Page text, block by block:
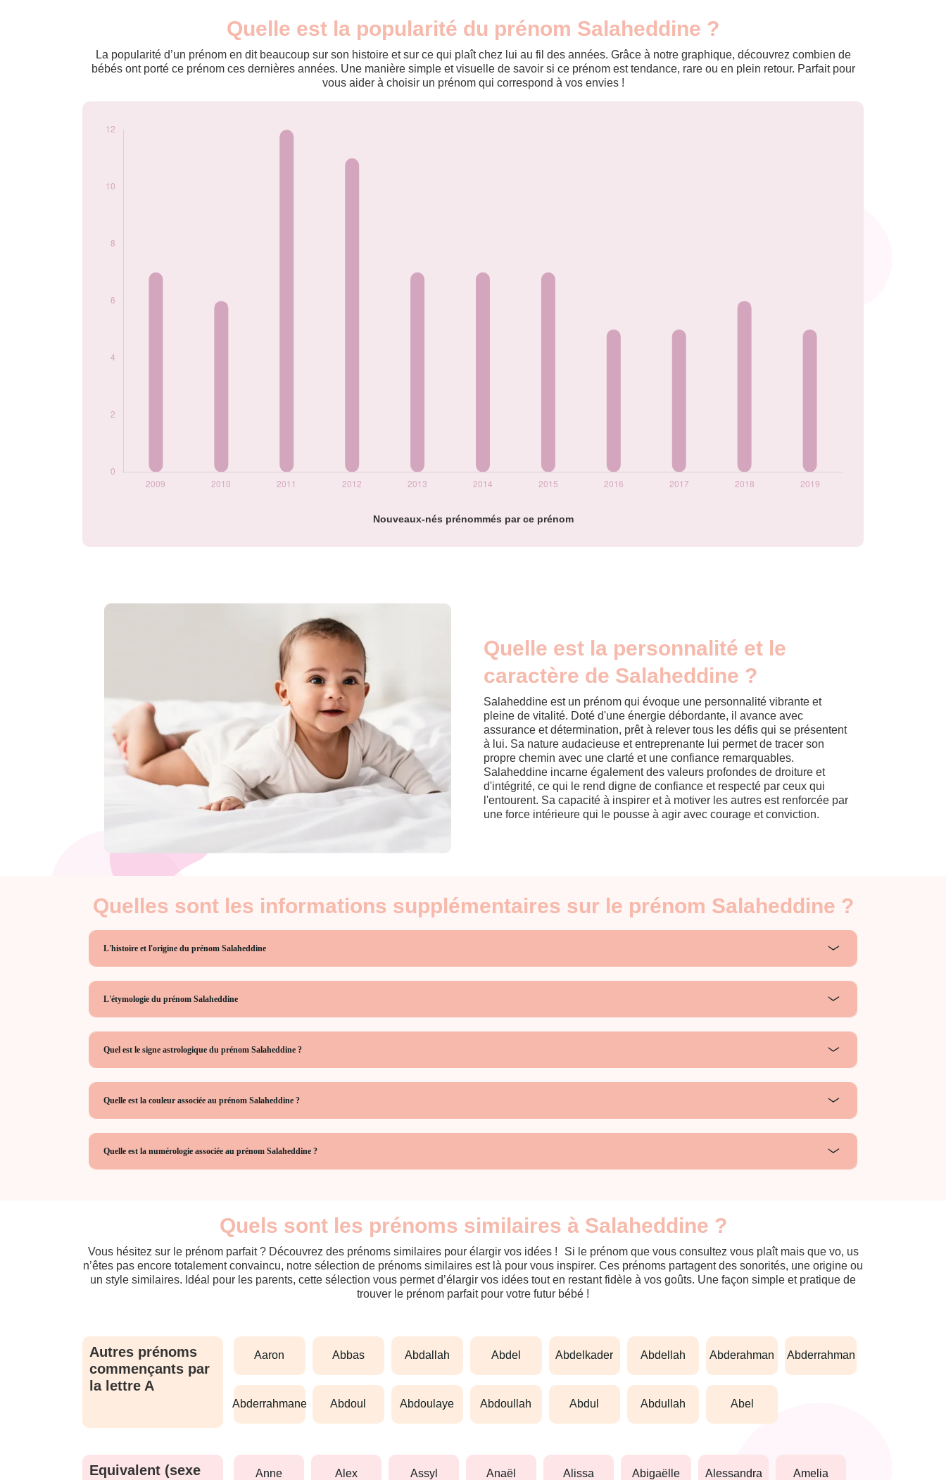
Quelle est la popularité du prénom Salaheddine ?
La popularité d’un prénom en dit beaucoup sur son histoire et sur ce qui plaît chez lui au fil des années. Grâce à notre graphique, découvrez combien de
bébés ont porté ce prénom ces dernières années. Une manière simple et visuelle de savoir si ce prénom est tendance, rare ou en plein retour. Parfait pour
vous aider à choisir un prénom qui correspond à vos envies !
Nouveaux-nés prénommés par ce prénom
prénom
2009
7
2010
6
2014
7
2018
Quelle est la personnalité et le
caractère de Salaheddine ?
Salaheddine est un prénom qui évoque une personnalité vibrante et
pleine de vitalité. Doté d'une énergie débordante, il avance avec
assurance et détermination, prêt à relever tous les défis qui se présentent
à lui. Sa nature audacieuse et entreprenante lui permet de tracer son
propre chemin avec une clarté et une confiance remarquables.
Salaheddine incarne également des valeurs profondes de droiture et
d'intégrité, ce qui le rend digne de confiance et respecté par ceux qui
l'entourent. Sa capacité à inspirer et à motiver les autres est renforcée par
une force intérieure qui le pousse à agir avec courage et conviction.
Quelles sont les informations supplémentaires sur le prénom Salaheddine ?
L'histoire et l'origine du prénom Salaheddine
L'étymologie du prénom Salaheddine
Quel est le signe astrologique du prénom Salaheddine ?
Quelle est la couleur associée au prénom Salaheddine ?
Quelle est la numérologie associée au prénom Salaheddine ?
Quels sont les prénoms similaires à Salaheddine ?
Vous hésitez sur le prénom parfait ? Découvrez des prénoms similaires pour élargir vos idées ! Si le prénom que vous consultez vous plaît mais que vo, us
n’êtes pas encore totalement convaincu, notre sélection de prénoms similaires est là pour vous inspirer. Ces prénoms partagent des sonorités, une origine ou
un style similaires. Idéal pour les parents, cette sélection vous permet d’élargir vos idées tout en restant fidèle à vos goûts. Une façon simple et pratique de
trouver le prénom parfait pour votre futur bébé !
Autres prénoms
commençants par
la lettre A
aaron abbas abdallah abdel abdelkader abdellah abderahman abderrahman
abderrahmane abdoul abdoulaye abdoullah abdul abdullah abel
Equivalent (sexe
anne alex assyl anaël alissa abigaëlle alessandra amelia